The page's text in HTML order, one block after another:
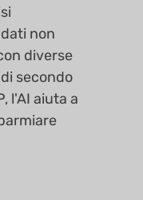
non
diverse
secondo
l'AI aiuta a